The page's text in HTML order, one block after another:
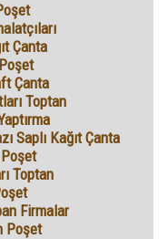
Çanta
Çanta
Toptan
Saplı Kağıt Çanta
Toptan
Firmalar
Poşet